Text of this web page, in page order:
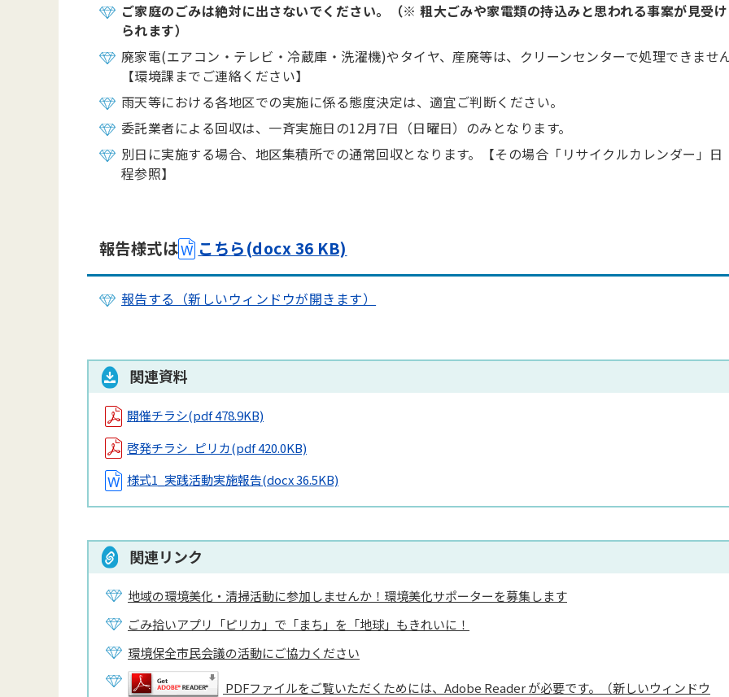
ご家庭のごみは絶対に出さないでください。（※ 粗大ごみや家電類の持込みと思われる事案が見受け
られます）
廃家電(エアコン・テレビ・冷蔵庫・洗濯機)やタイヤ、産廃等は、クリーンセンターで処理できませ
【環境課までご連絡ください】
雨天等における各地区での実施に係る態度決定は、適宜ご判断ください。
委託業者による回収は、一斉実施日の12月7日（日曜日）のみとなります。
別日に実施する場合、地区集積所での通常回収となります。【その場合「リサイクルカレンダー」日
程参照】
報告様式は こちら(docx 36 KB)
報告する（新しいウィンドウが開きます）
関連資料
開催チラシ(pdf 478.9KB)
啓発チラシ_ピリカ(pdf 420.0KB)
様式1_実践活動実施報告(docx 36.5KB)
関連リンク
地域の環境美化・清掃活動に参加しませんか！環境美化サポーターを募集します
ごみ拾いアプリ「ピリカ」で「まち」を「地球」もきれいに！
環境保全市民会議の活動にご協力ください
PDFファイルをご覧いただくためには、Adobe Reader が必要です。（新しいウィンドウ